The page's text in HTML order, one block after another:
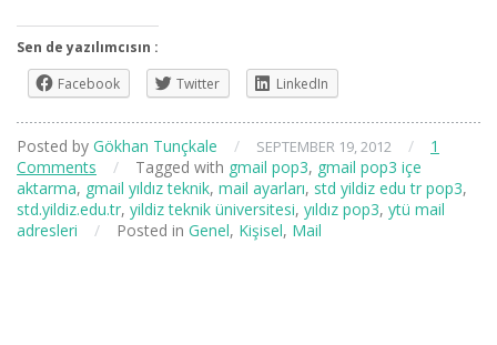
Sen de yazılımcısın :
Facebook
Twitter LinkedIn
Posted by Gökhan Tunçkale / SEPTEMBER 19, 2012 /
1
Comments
/ Tagged with gmail pop3, gmail pop3 içe
aktarma, gmail yıldız teknik, mail ayarları, std yildiz edu tr pop3,
std.yildiz.edu.tr, yildiz teknik üniversitesi, yıldız pop3, ytü mail
adresleri
/ Posted in Genel, Kişisel, Mail